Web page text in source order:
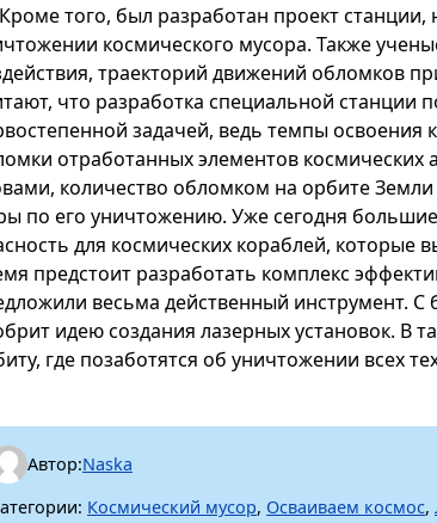
Кроме того, был разработан проект
космического мусора. Также
траекторий движений обломков
что разработка специальной станции
задачей, ведь темпы
отработанных элементов
количество обломком на орбите
по его уничтожению. Уже сегодня
для космических кораблей,
предстоит разработать комплекс
весьма действенный инструмент.
идею создания лазерных установок. В
где позаботятся об уничтожении всех
Автор:Naska
Космический мусор, Осваиваем космос,